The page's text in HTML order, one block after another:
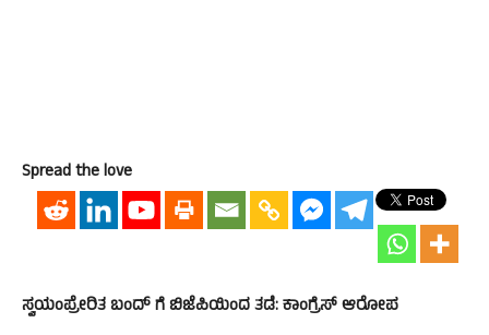
Spread the love
ಸ್ವಯಂಪ್ರೇರಿತ ಬಂದ್ ಗೆ ಬಿಜೆಪಿಯಿಂದ ತಡೆ: ಕಾಂಗ್ರೆಸ್ ಆರೋಪ